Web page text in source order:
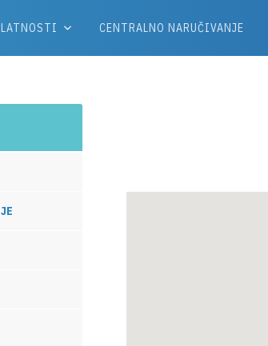
CENTRALNO NARUČIVANJE